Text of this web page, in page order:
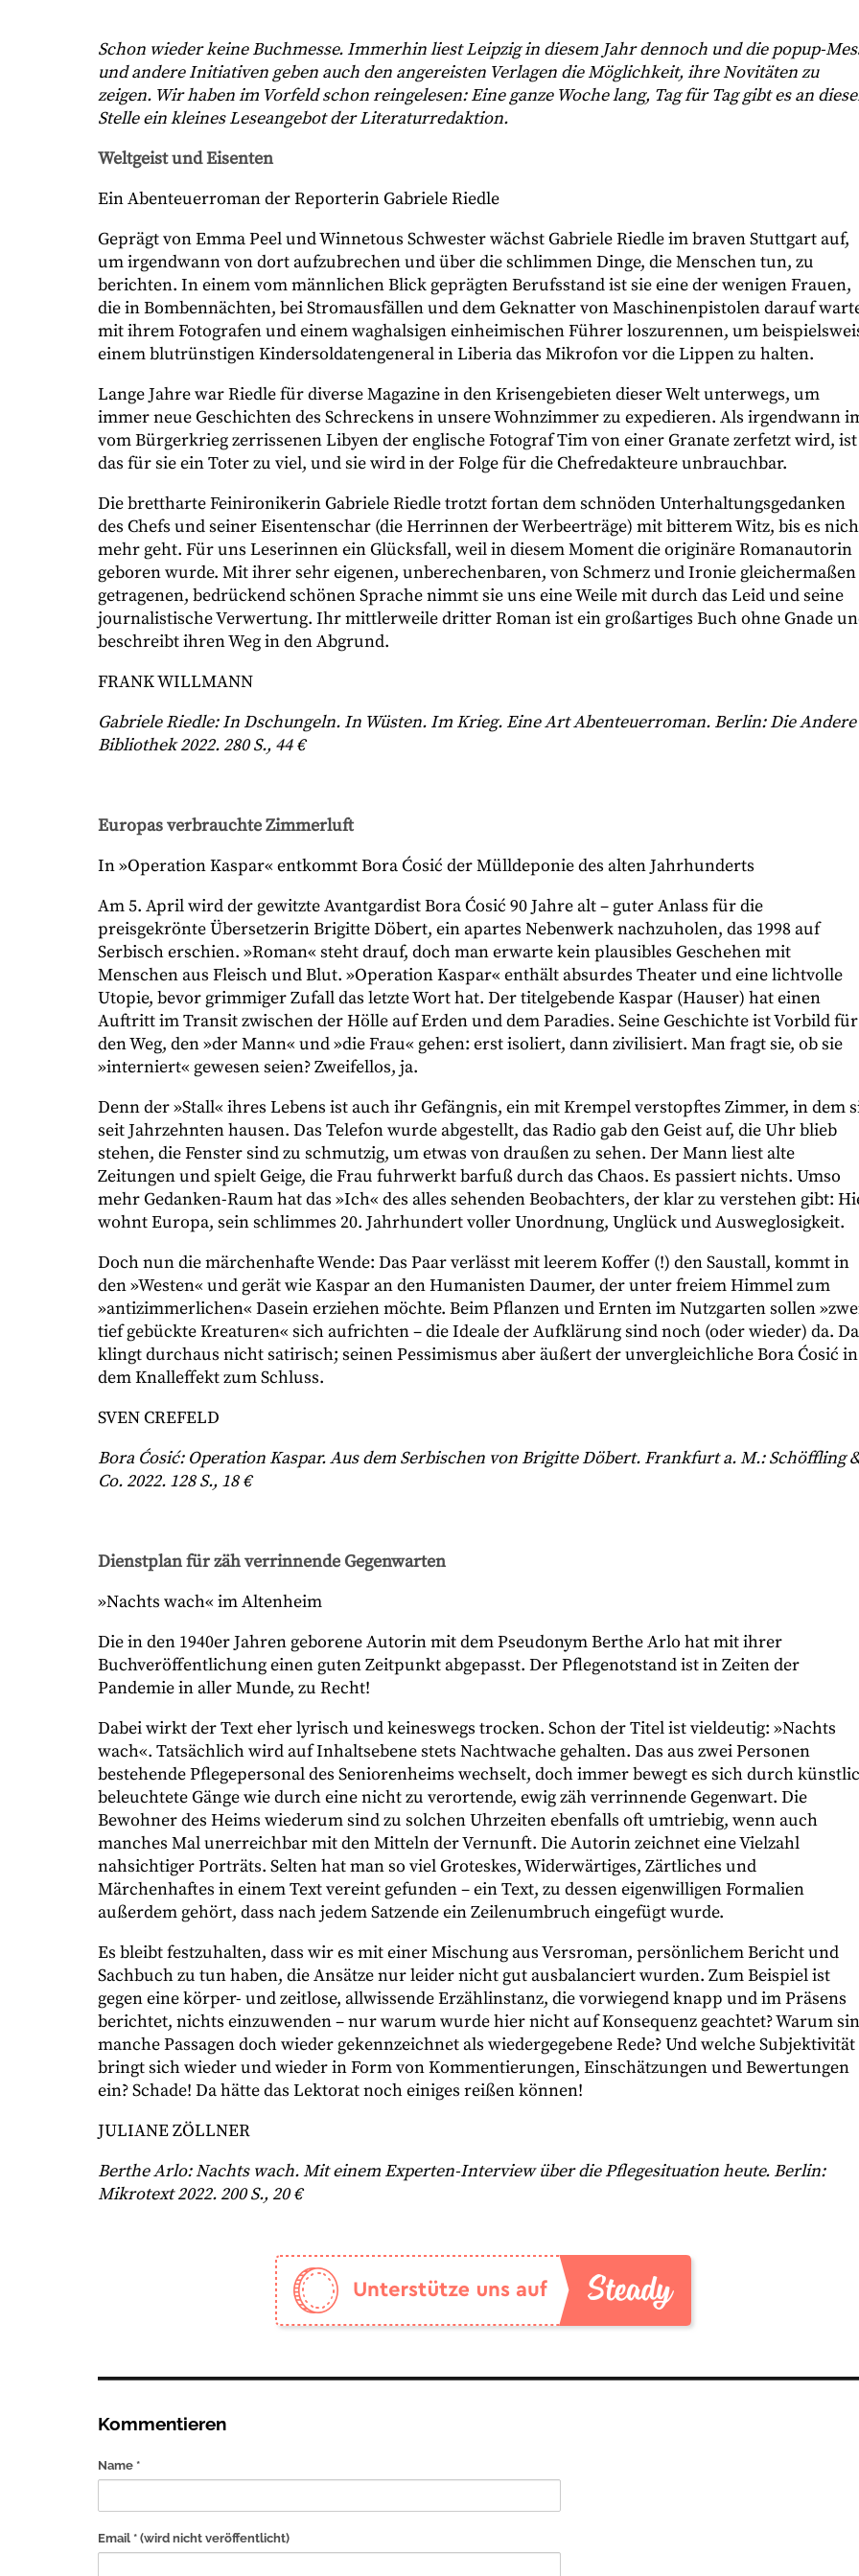
Schon wieder keine Buchmesse. Immerhin liest Leipzig in diesem Jahr dennoch und die popup-
und andere Initiativen geben auch den angereisten Verlagen die Möglichkeit, ihre Novitäten zu
zeigen. Wir haben im Vorfeld schon reingelesen: Eine ganze Woche lang, Tag für Tag gibt es an
Stelle ein kleines Leseangebot der Literaturredaktion.
Weltgeist und Eisenten
Ein Abenteuerroman der Reporterin Gabriele Riedle
Geprägt von Emma Peel und Winnetous Schwester wächst Gabriele Riedle im braven Stuttgart auf,
um irgendwann von dort aufzubrechen und über die schlimmen Dinge, die Menschen tun, zu
berichten. In einem vom männlichen Blick geprägten Berufsstand ist sie eine der wenigen Frauen,
die in Bombennächten, bei Stromausfällen und dem Geknatter von Maschinenpistolen darauf
mit ihrem Fotografen und einem waghalsigen einheimischen Führer loszurennen, um
einem blutrünstigen Kindersoldatengeneral in Liberia das Mikrofon vor die Lippen zu halten.
Lange Jahre war Riedle für diverse Magazine in den Krisengebieten dieser Welt unterwegs, um
immer neue Geschichten des Schreckens in unsere Wohnzimmer zu expedieren. Als irgendwann
vom Bürgerkrieg zerrissenen Libyen der englische Fotograf Tim von einer Granate zerfetzt wird, ist
das für sie ein Toter zu viel, und sie wird in der Folge für die Chefredakteure unbrauchbar.
Die brettharte Feinironikerin Gabriele Riedle trotzt fortan dem schnöden Unterhaltungsgedanken
des Chefs und seiner Eisentenschar (die Herrinnen der Werbeerträge) mit bitterem Witz, bis es
mehr geht. Für uns Leserinnen ein Glücksfall, weil in diesem Moment die originäre Romanautorin
geboren wurde. Mit ihrer sehr eigenen, unberechenbaren, von Schmerz und Ironie gleichermaßen
getragenen, bedrückend schönen Sprache nimmt sie uns eine Weile mit durch das Leid und seine
journalistische Verwertung. Ihr mittlerweile dritter Roman ist ein großartiges Buch ohne Gnade
beschreibt ihren Weg in den Abgrund.
FRANK WILLMANN
Gabriele Riedle: In Dschungeln. In Wüsten. Im Krieg. Eine Art Abenteuerroman. Berlin: Die Andere
Bibliothek 2022. 280 S., 44 €
Europas verbrauchte Zimmerluft
In »Operation Kaspar« entkommt Bora Ćosić der Mülldeponie des alten Jahrhunderts
Am 5. April wird der gewitzte Avantgardist Bora Ćosić 90 Jahre alt – guter Anlass für die
preisgekrönte Übersetzerin Brigitte Döbert, ein apartes Nebenwerk nachzuholen, das 1998 auf
Serbisch erschien. »Roman« steht drauf, doch man erwarte kein plausibles Geschehen mit
Menschen aus Fleisch und Blut. »Operation Kaspar« enthält absurdes Theater und eine lichtvolle
Utopie, bevor grimmiger Zufall das letzte Wort hat. Der titelgebende Kaspar (Hauser) hat einen
Auftritt im Transit zwischen der Hölle auf Erden und dem Paradies. Seine Geschichte ist Vorbild für
den Weg, den »der Mann« und »die Frau« gehen: erst isoliert, dann zivilisiert. Man fragt sie, ob sie
»interniert« gewesen seien? Zweifellos, ja.
Denn der »Stall« ihres Lebens ist auch ihr Gefängnis, ein mit Krempel verstopftes Zimmer, in dem
seit Jahrzehnten hausen. Das Telefon wurde abgestellt, das Radio gab den Geist auf, die Uhr blieb
stehen, die Fenster sind zu schmutzig, um etwas von draußen zu sehen. Der Mann liest alte
Zeitungen und spielt Geige, die Frau fuhrwerkt barfuß durch das Chaos. Es passiert nichts. Umso
mehr Gedanken-Raum hat das »Ich« des alles sehenden Beobachters, der klar zu verstehen gibt:
wohnt Europa, sein schlimmes 20. Jahrhundert voller Unordnung, Unglück und Ausweglosigkeit.
Doch nun die märchenhafte Wende: Das Paar verlässt mit leerem Koffer (!) den Saustall, kommt in
den »Westen« und gerät wie Kaspar an den Humanisten Daumer, der unter freiem Himmel zum
»antizimmerlichen« Dasein erziehen möchte. Beim Pflanzen und Ernten im Nutzgarten sollen
tief gebückte Kreaturen« sich aufrichten – die Ideale der Aufklärung sind noch (oder wieder) da.
klingt durchaus nicht satirisch; seinen Pessimismus aber äußert der unvergleichliche Bora Ćosić in
dem Knalleffekt zum Schluss.
SVEN CREFELD
Bora Ćosić: Operation Kaspar. Aus dem Serbischen von Brigitte Döbert. Frankfurt a. M.: Schöffling
Co. 2022. 128 S., 18 €
Dienstplan für zäh verrinnende Gegenwarten
»Nachts wach« im Altenheim
Die in den 1940er Jahren geborene Autorin mit dem Pseudonym Berthe Arlo hat mit ihrer
Buchveröffentlichung einen guten Zeitpunkt abgepasst. Der Pflegenotstand ist in Zeiten der
Pandemie in aller Munde, zu Recht!
Dabei wirkt der Text eher lyrisch und keineswegs trocken. Schon der Titel ist vieldeutig: »Nachts
wach«. Tatsächlich wird auf Inhaltsebene stets Nachtwache gehalten. Das aus zwei Personen
bestehende Pflegepersonal des Seniorenheims wechselt, doch immer bewegt es sich durch
beleuchtete Gänge wie durch eine nicht zu verortende, ewig zäh verrinnende Gegenwart. Die
Bewohner des Heims wiederum sind zu solchen Uhrzeiten ebenfalls oft umtriebig, wenn auch
manches Mal unerreichbar mit den Mitteln der Vernunft. Die Autorin zeichnet eine Vielzahl
nahsichtiger Porträts. Selten hat man so viel Groteskes, Widerwärtiges, Zärtliches und
Märchenhaftes in einem Text vereint gefunden – ein Text, zu dessen eigenwilligen Formalien
außerdem gehört, dass nach jedem Satzende ein Zeilenumbruch eingefügt wurde.
Es bleibt festzuhalten, dass wir es mit einer Mischung aus Versroman, persönlichem Bericht und
Sachbuch zu tun haben, die Ansätze nur leider nicht gut ausbalanciert wurden. Zum Beispiel ist
gegen eine körper- und zeitlose, allwissende Erzählinstanz, die vorwiegend knapp und im Präsens
berichtet, nichts einzuwenden – nur warum wurde hier nicht auf Konsequenz geachtet? Warum
manche Passagen doch wieder gekennzeichnet als wiedergegebene Rede? Und welche Subjektivität
bringt sich wieder und wieder in Form von Kommentierungen, Einschätzungen und Bewertungen
ein? Schade! Da hätte das Lektorat noch einiges reißen können!
JULIANE ZÖLLNER
Berthe Arlo: Nachts wach. Mit einem Experten-Interview über die Pflegesituation heute. Berlin:
Mikrotext 2022. 200 S., 20 €
Kommentieren
Name *
Email * (wird nicht veröffentlicht)